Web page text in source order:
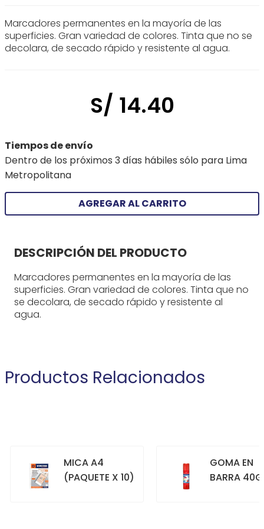
Marcadores permanentes en la mayoría de las
superficies. Gran variedad de colores. Tinta que no se
decolara, de secado rápido y resistente al agua.
S/ 14.40
Tiempos de envío
Dentro de los próximos 3 días hábiles sólo para Lima
Metropolitana
AGREGAR AL CARRITO
DESCRIPCIÓN DEL PRODUCTO
Marcadores permanentes en la mayoría de las
superficies. Gran variedad de colores. Tinta que no
se decolara, de secado rápido y resistente al
agua.
Productos Relacionados
MICA A4
(PAQUETE X 10)
GOMA EN
BARRA